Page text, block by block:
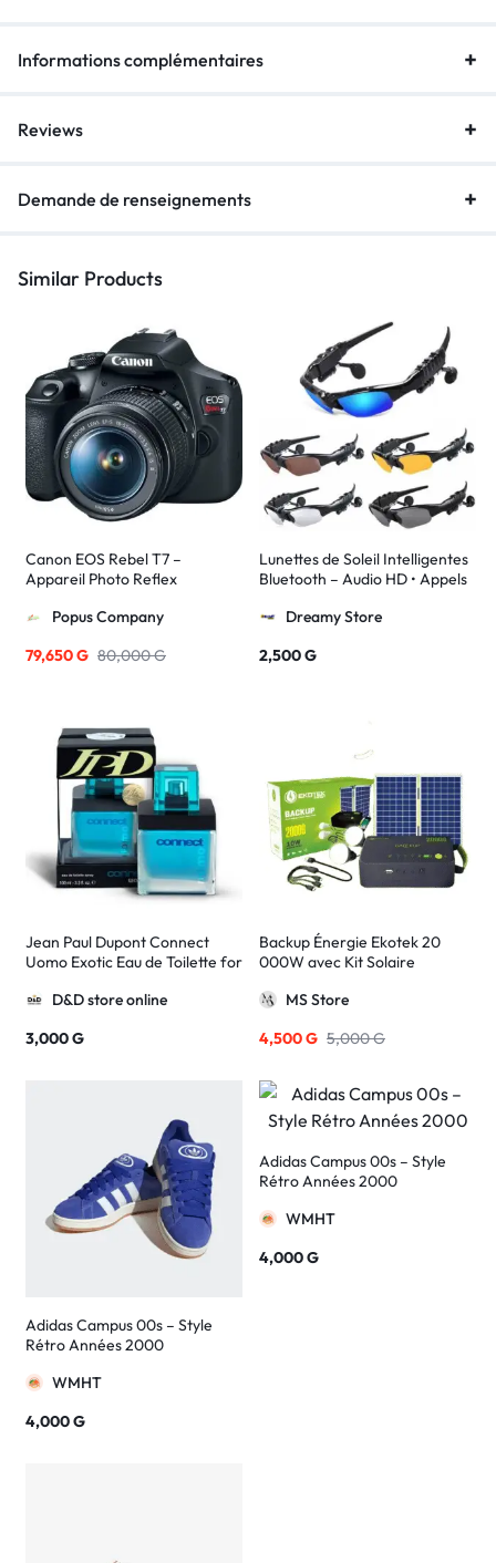
Informations complémentaires
Reviews
Demande de renseignements
Similar Products
Canon EOS Rebel T7 –
Appareil Photo Reflex
Popus Company
79,650G 80,000G
Lunettes de Soleil Intelligentes
Bluetooth – Audio HD • Appels
UV400 • Anti-lumière bleue
Dreamy Store
2,500G
Jean Paul Dupont Connect
Uomo Exotic Eau de Toilette for
D&D store online
3,000G
Backup Énergie Ekotek 20
000W avec Kit Solaire
MS Store
4,500G 5,000G
Adidas Campus 00s – Style
Rétro Années 2000
WMHT
4,000G
Adidas Campus 00s – Style
Rétro Années 2000
WMHT
4,000G